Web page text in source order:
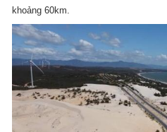
khoảng 60km.